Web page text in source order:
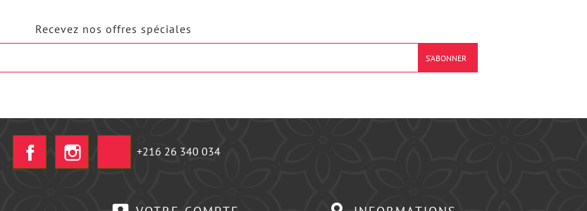
Recevez nos offres spéciales
Facebook
+216 26 340 034